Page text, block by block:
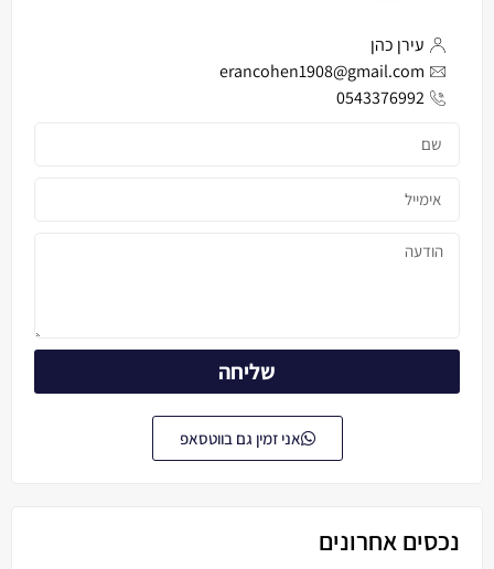
עירן כהן
erancohen1908@gmail.com
0543376992
שליחה
אני זמין גם בווטסאפ
נכסים אחרונים